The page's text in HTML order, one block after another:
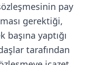
pay
gerektiği,
yaptığı
tarafından